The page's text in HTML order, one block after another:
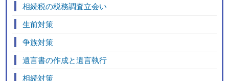
相続税の税務調査立会い
生前対策
争族対策
遺言書の作成と遺言執行
相続対策